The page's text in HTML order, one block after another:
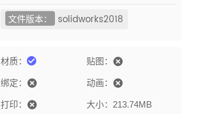
文件版本： solidworks2018
材质： 贴图：
绑定： 动画：
打印： 大小：213.74MB